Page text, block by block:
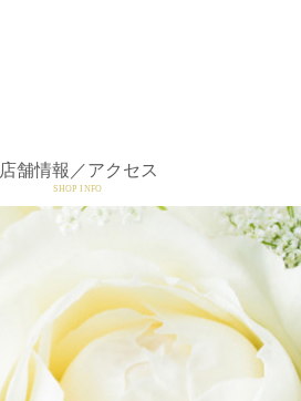
店舗情報／アクセス
SHOP INFO